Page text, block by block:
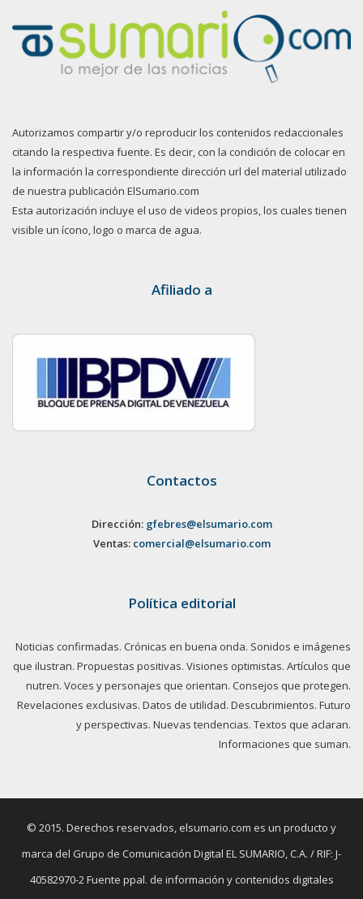
Autorizamos compartir y/o reproducir los contenidos redaccionales
citando la respectiva fuente. Es decir, con la condición de colocar en
la información la correspondiente dirección url del material utilizado
de nuestra publicación ElSumario.com
Esta autorización incluye el uso de videos propios, los cuales tienen
visible un ícono, logo o marca de agua.
Afiliado a
Contactos
Dirección: gfebres@elsumario.com
Ventas: comercial@elsumario.com
Política editorial
Noticias confirmadas. Crónicas en buena onda. Sonidos e imágenes
que ilustran. Propuestas positivas. Visiones optimistas. Artículos que
nutren. Voces y personajes que orientan. Consejos que protegen.
Revelaciones exclusivas. Datos de utilidad. Descubrimientos. Futuro
y perspectivas. Nuevas tendencias. Textos que aclaran.
Informaciones que suman.
© 2015. Derechos reservados, elsumario.com es un producto y
marca del Grupo de Comunicación Digital EL SUMARIO, C.A. / RIF: J-
40582970-2 Fuente ppal. de información y contenidos digitales